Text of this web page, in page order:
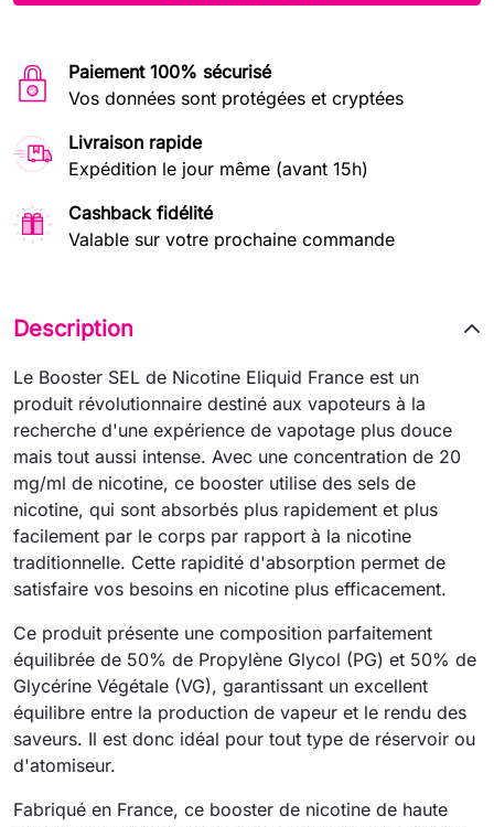
Paiement 100% sécurisé
Vos données sont protégées et cryptées
Livraison rapide
Expédition le jour même (avant 15h)
Cashback fidélité
Valable sur votre prochaine commande
Description
Le Booster SEL de Nicotine Eliquid France est un
produit révolutionnaire destiné aux vapoteurs à la
recherche d'une expérience de vapotage plus douce
mais tout aussi intense. Avec une concentration de 20
mg/ml de nicotine, ce booster utilise des sels de
nicotine, qui sont absorbés plus rapidement et plus
facilement par le corps par rapport à la nicotine
traditionnelle. Cette rapidité d'absorption permet de
satisfaire vos besoins en nicotine plus efficacement.
Ce produit présente une composition parfaitement
équilibrée de 50% de Propylène Glycol (PG) et 50% de
Glycérine Végétale (VG), garantissant un excellent
équilibre entre la production de vapeur et le rendu des
saveurs. Il est donc idéal pour tout type de réservoir ou
d'atomiseur.
Fabriqué en France, ce booster de nicotine de haute